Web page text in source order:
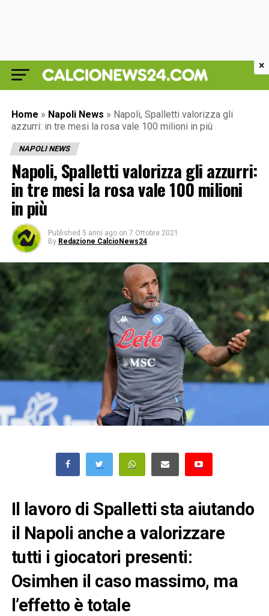
Home » Napoli News » Napoli, Spalletti valorizza gli
azzurri: in tre mesi la rosa vale 100 milioni in più
NAPOLI NEWS
Napoli, Spalletti valorizza gli azzurri:
in tre mesi la rosa vale 100 milioni
in più
Published 5 anni ago on 7 Ottobre 2021
By Redazione CalcioNews24
Il lavoro di Spalletti sta aiutando
il Napoli anche a valorizzare
tutti i giocatori presenti:
Osimhen il caso massimo, ma
l’effetto è totale
×